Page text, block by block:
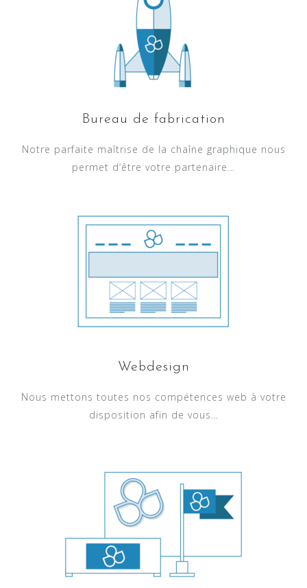
Bureau de fabrication
Notre parfaite maîtrise de la chaîne graphique nous
permet d’être votre partenaire…
Webdesign
Nous mettons toutes nos compétences web à votre
disposition afin de vous…